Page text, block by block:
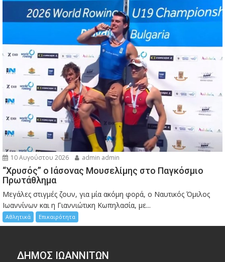
10 Αυγούστου 2026 admin admin
“Χρυσός” ο Ιάσονας Μουσελίμης στο Παγκόσμιο
Πρωτάθλημα
Μεγάλες στιγμές ζουν, για μία ακόμη φορά, ο Ναυτικός Όμιλος
Ιωαννίνων και η Γιαννιώτικη Κωπηλασία, με...
Αθλητικά Επικαιρότητα
ΔΗΜΟΣ ΙΩΑΝΝΙΤΩΝ